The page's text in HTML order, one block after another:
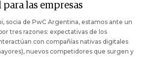
las empresas
socia de PwC Argentina, estamos ante un
tres razones: expectativas de los
con compañías nativas digitales
nuevos competidores que surgen y